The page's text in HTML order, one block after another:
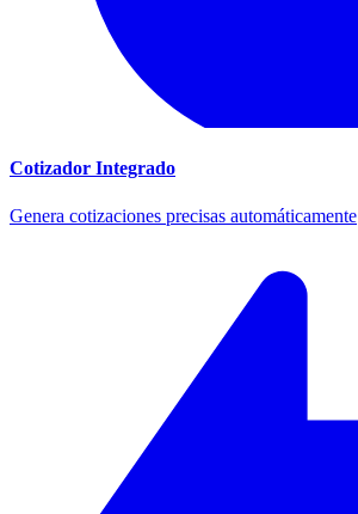
Cotizador Integrado
Genera cotizaciones precisas automáticamente